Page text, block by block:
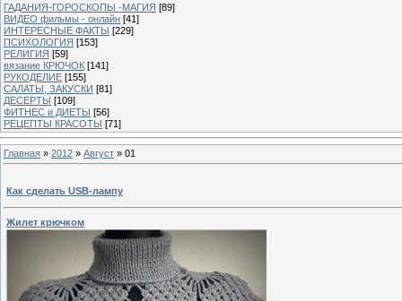
ГАДАНИЯ-ГОРОСКОПЫ -МАГИЯ [89]
ВИДЕО фильмы - онлайн [41]
ИНТЕРЕСНЫЕ ФАКТЫ [229]
ПСИХОЛОГИЯ [153]
РЕЛИГИЯ [59]
вязание КРЮЧОК [141]
РУКОДЕЛИЕ [155]
САЛАТЫ, ЗАКУСКИ [81]
ДЕСЕРТЫ [109]
ФИТНЕС и ДИЕТЫ [56]
РЕЦЕПТЫ КРАСОТЫ [71]
Главная » 2012 » Август » 01
Как сделать USB-лампу
Жилет крючком